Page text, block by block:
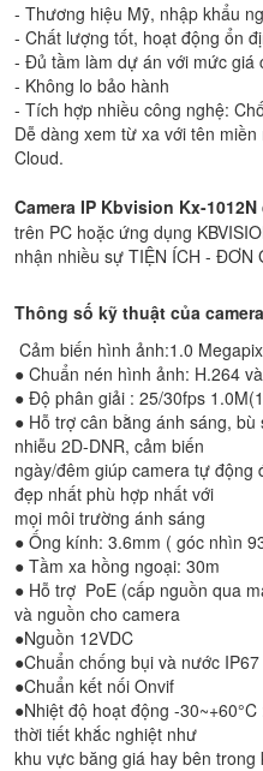
- Thương hiệu Mỹ, nhập khẩu
- Chất lượng tốt, hoạt động ổn
- Đủ tầm làm dự án với mức giá
- Không lo bảo hành
- Tích hợp nhiều công nghệ:
Dễ dàng xem từ xa với tên
Cloud.
Camera IP Kbvision Kx-1012N
trên PC hoặc ứng dụng
nhận nhiều sự TIỆN ÍCH - ĐƠN
Thông số kỹ thuật của
Cảm biến hình ảnh:1.0
● Chuẩn nén hình ảnh: H.264
● Độ phân giải : 25/30fps
● Hỗ trợ cân bằng ánh sáng,
nhiễu 2D-DNR, cảm biến
ngày/đêm giúp camera tự
đẹp nhất phù hợp nhất với
mọi môi trường ánh sáng
● Ống kính: 3.6mm ( góc nhìn
● Tầm xa hồng ngoại: 30m
● Hỗ trợ PoE (cấp nguồn qua
và nguồn cho camera
●Nguồn 12VDC
●Chuẩn chống bụi và nước IP67
●Chuẩn kết nối Onvif
●Nhiệt độ hoạt động -
thời tiết khắc nghiệt như
khu vực băng giá hay bên trong